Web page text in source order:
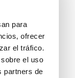
para
ofrecer
el tráfico.
el uso
partners de